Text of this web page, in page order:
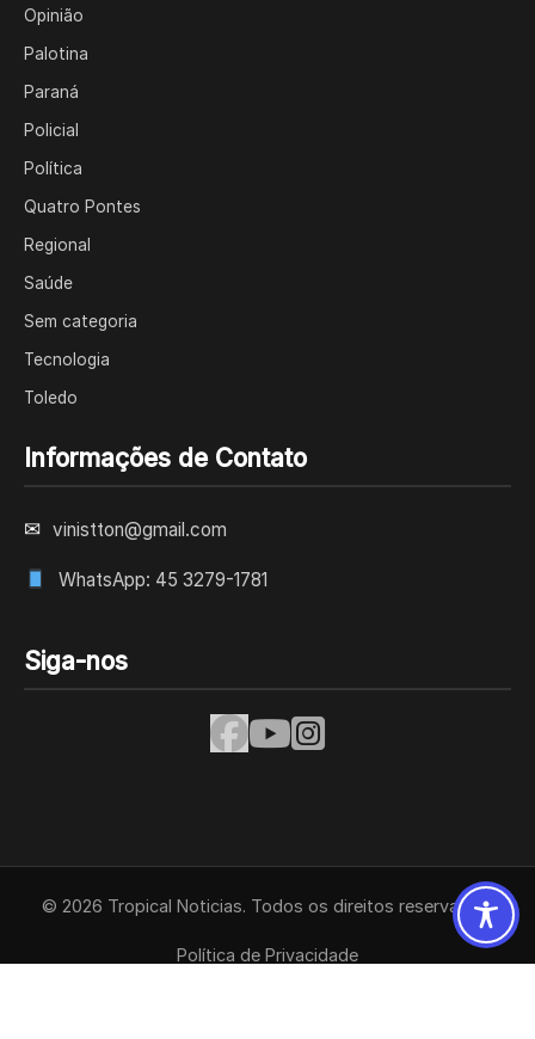
Opinião
Palotina
Paraná
Policial
Política
Quatro Pontes
Regional
Saúde
Sem categoria
Tecnologia
Toledo
Informações de Contato
✉ vinistton@gmail.com
WhatsApp: 45 3279-1781
Siga-nos
© 2026 Tropical Noticias. Todos os direitos reservados.
Política de Privacidade